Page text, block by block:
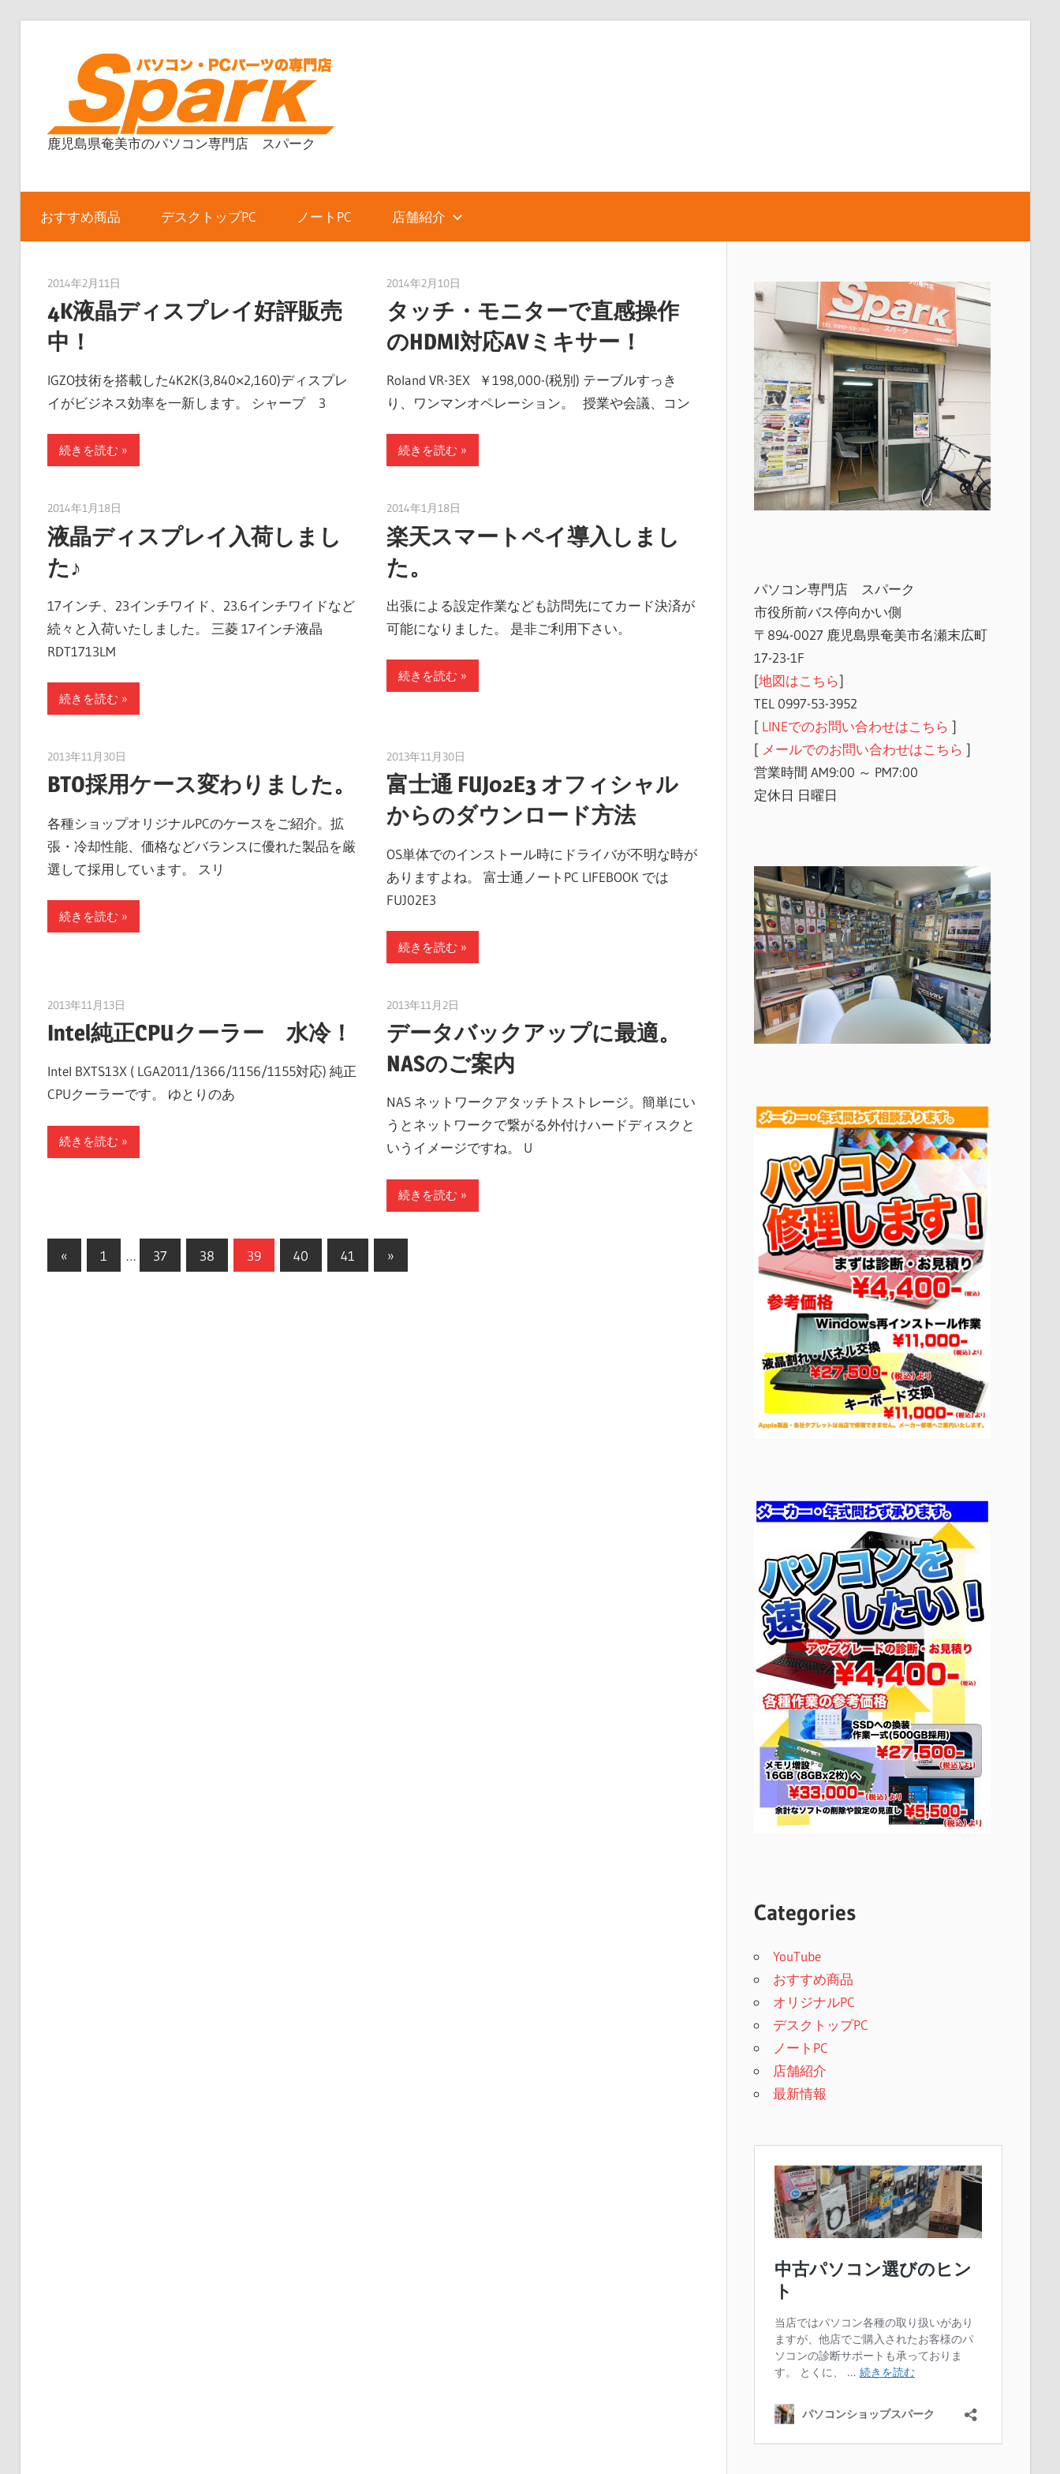
キ
コ
パ
鹿児島県奄美市のパソコン専門店 スパーク
おすすめ商品 デスクトップPC ノートPC 店舗紹介
2014年2月11日
4K液晶ディスプレイ好評販売
中！
IGZO技術を搭載した4K2K(3,840×2,160)ディスプレ
イがビジネス効率を一新します。 シャープ 3
続きを読む
2014年2月10日
タッチ・モニターで直感操作
のHDMI対応AVミキサー！
Roland VR-3EX ￥198,000-(税別) テーブルすっき
り、ワンマンオペレーション。 授業や会議、コン
続きを読む
2014年1月18日
液晶ディスプレイ入荷しまし
た♪
17インチ、23インチワイド、23.6インチワイドなど
続々と入荷いたしました。 三菱 17インチ液晶
RDT1713LM
続きを読む
2014年1月18日
楽天スマートペイ導入しまし
た。
出張による設定作業なども訪問先にてカード決済が
可能になりました。 是非ご利用下さい。
続きを読む
2013年11月30日
BTO採用ケース変わりました。
各種ショップオリジナルPCのケースをご紹介。拡
張・冷却性能、価格などバランスに優れた製品を厳
選して採用しています。 スリ
続きを読む
2013年11月30日
富士通 FUJ02E3 オフィシャル
からのダウンロード方法
OS単体でのインストール時にドライバが不明な時が
ありますよね。 富士通ノートPC LIFEBOOK では
FUJ02E3
続きを読む
2013年11月13日
Intel純正CPUクーラー 水冷！
Intel BXTS13X ( LGA2011/1366/1156/1155対応) 純正
CPUクーラーです。 ゆとりのあ
続きを読む
2013年11月2日
データバックアップに最適。
NASのご案内
NAS ネットワークアタッチトストレージ。簡単にい
うとネットワークで繋がる外付けハードディスクと
いうイメージですね。 U
続きを読む
投
«前
の
1 … 37 38 39 40 41
次
の
»
パソコン専門店 スパーク
市役所前バス停向かい側
〒894-0027 鹿児島県奄美市名瀬末広町
17-23-1F
[地図はこちら]
TEL 0997-53-3952
[ LINEでのお問い合わせはこちら ]
[ メールでのお問い合わせはこちら ]
営業時間 AM9:00 ～ PM7:00
定休日 日曜日
Categories
YouTube
おすすめ商品
オリジナルPC
デスクトップPC
ノートPC
店舗紹介
最新情報